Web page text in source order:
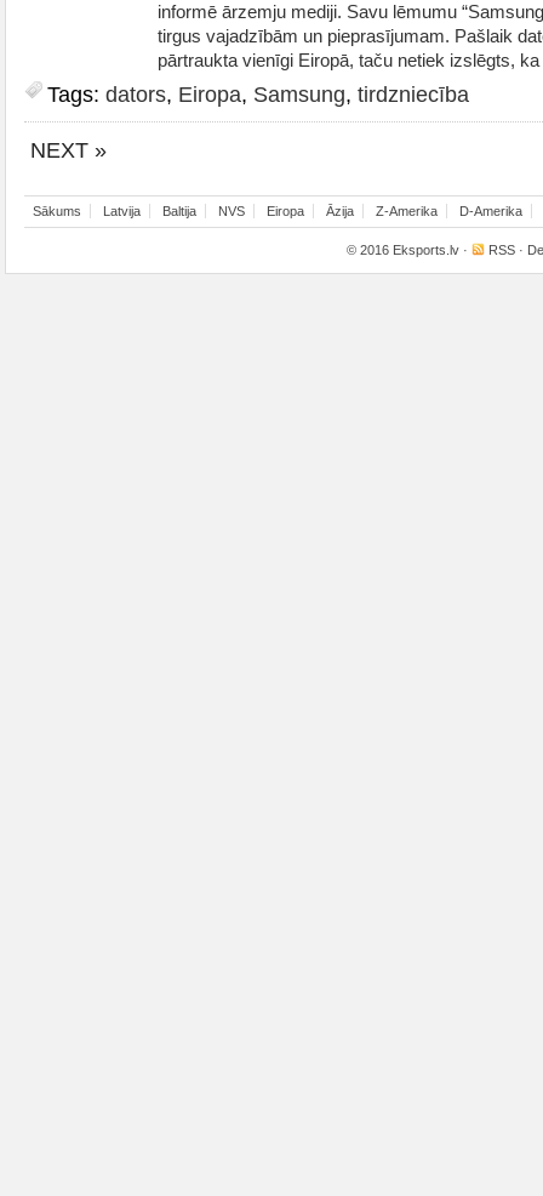
informē ārzemju mediji. Savu lēmumu
tirgus vajadzībām un pieprasījumam. Pašlaik
pārtraukta vienīgi Eiropā, taču netiek izslēgts,
Tags: dators, Eiropa, Samsung, tirdzniecība
NEXT »
Sākums Latvija Baltija NVS Eiropa Āzija Z-Amerika D-Amerika
© 2016 Eksports.lv · RSS ·